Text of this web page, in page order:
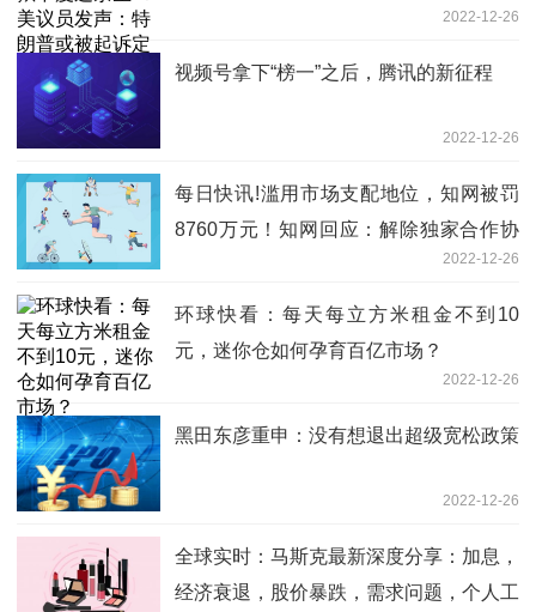
2022-12-26
视频号拿下“榜一”之后，腾讯的新征程
2022-12-26
每日快讯!滥用市场支配地位，知网被罚
8760万元！知网回应：解除独家合作协
2022-12-26
环球快看：每天每立方米租金不到10
元，迷你仓如何孕育百亿市场？
2022-12-26
黑田东彦重申：没有想退出超级宽松政策
2022-12-26
全球实时：马斯克最新深度分享：加息，
经济衰退，股价暴跌，需求问题，个人工